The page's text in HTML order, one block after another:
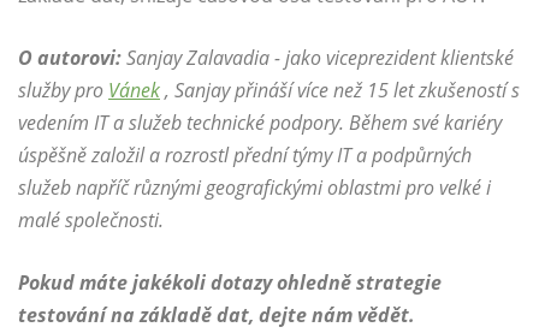
O autorovi:Sanjay Zalavadia - jako viceprezident klientské
služby pro Vánek, Sanjay přináší více než 15 let zkušeností s
vedením IT a služeb technické podpory. Během své kariéry
úspěšně založil a rozrostl přední týmy IT a podpůrných
služeb napříč různými geografickými oblastmi pro velké i
malé společnosti.
Pokud máte jakékoli dotazy ohledně strategie
testování na základě dat, dejte nám vědět.